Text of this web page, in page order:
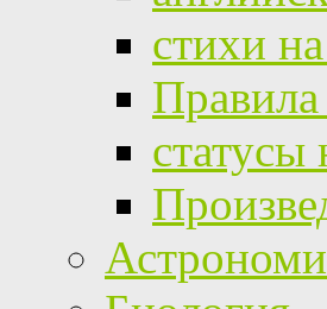
стихи
Правила
статусы